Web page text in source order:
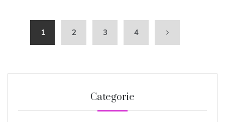
1 2 3 4
Categorie